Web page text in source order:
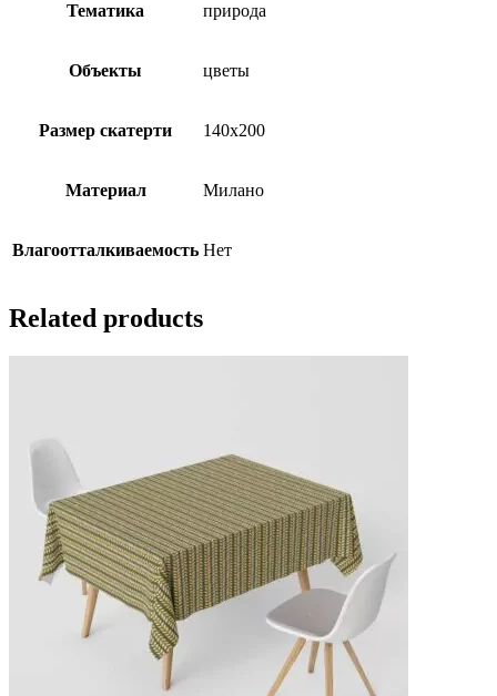
Тематика природа
Объекты цветы
Размер скатерти 140х200
Материал Милано
Влагоотталкиваемость Нет
Related products